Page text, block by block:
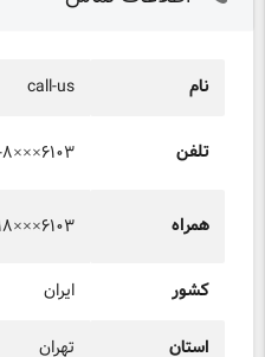
نام call-us
تلفن ۰۲۱-
همراه
کشور ایران
استان تهران